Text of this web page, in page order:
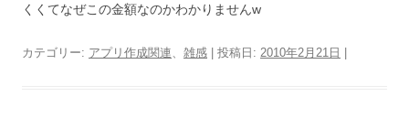
くくてなぜこの金額なのかわかりませんw
カテゴリー: アプリ作成関連、 雑感 | 投稿日: 2010年2月21日